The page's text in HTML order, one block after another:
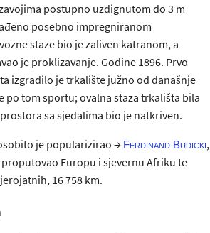
postupno uzdignutom do 3 m
posebno impregniranom
staze bio je zaliven katranom, a
je proklizavanje. Godine 1896. Prvo
izgradilo je trkalište južno od današnje
po tom sportu; ovalna staza trkališta bila
sa sjedalima bio je natkriven.
je popularizirao → Ferdinand Budicki,
Europu i sjevernu Afriku te
16 758 km.